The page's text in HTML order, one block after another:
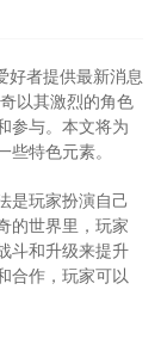
好者提供最新消息
以其激烈的角色
参与。本文将为
特色元素。
是玩家扮演自己
的世界里，玩家
斗和升级来提升
合作，玩家可以